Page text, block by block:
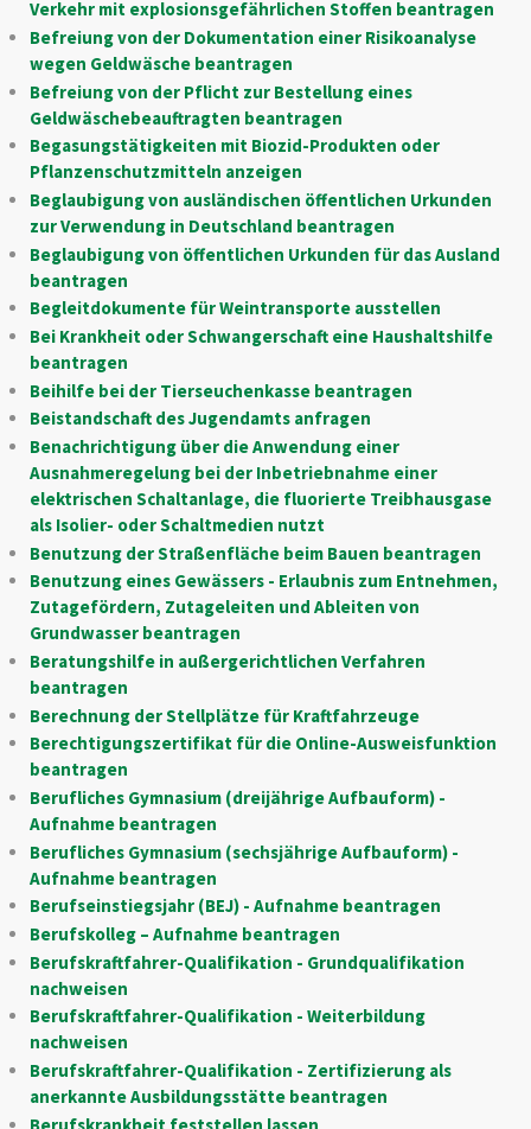
Verkehr mit explosionsgefährlichen Stoffen beantragen
Befreiung von der Dokumentation einer Risikoanalyse
wegen Geldwäsche beantragen
Befreiung von der Pflicht zur Bestellung eines
Geldwäschebeauftragten beantragen
Begasungstätigkeiten mit Biozid-Produkten oder
Pflanzenschutzmitteln anzeigen
Beglaubigung von ausländischen öffentlichen Urkunden
zur Verwendung in Deutschland beantragen
Beglaubigung von öffentlichen Urkunden für das Ausland
beantragen
Begleitdokumente für Weintransporte ausstellen
Bei Krankheit oder Schwangerschaft eine Haushaltshilfe
beantragen
Beihilfe bei der Tierseuchenkasse beantragen
Beistandschaft des Jugendamts anfragen
Benachrichtigung über die Anwendung einer
Ausnahmeregelung bei der Inbetriebnahme einer
elektrischen Schaltanlage, die fluorierte Treibhausgase
als Isolier- oder Schaltmedien nutzt
Benutzung der Straßenfläche beim Bauen beantragen
Benutzung eines Gewässers - Erlaubnis zum Entnehmen,
Zutagefördern, Zutageleiten und Ableiten von
Grundwasser beantragen
Beratungshilfe in außergerichtlichen Verfahren
beantragen
Berechnung der Stellplätze für Kraftfahrzeuge
Berechtigungszertifikat für die Online-Ausweisfunktion
beantragen
Berufliches Gymnasium (dreijährige Aufbauform) -
Aufnahme beantragen
Berufliches Gymnasium (sechsjährige Aufbauform) -
Aufnahme beantragen
Berufseinstiegsjahr (BEJ) - Aufnahme beantragen
Berufskolleg – Aufnahme beantragen
Berufskraftfahrer-Qualifikation - Grundqualifikation
nachweisen
Berufskraftfahrer-Qualifikation - Weiterbildung
nachweisen
Berufskraftfahrer-Qualifikation - Zertifizierung als
anerkannte Ausbildungsstätte beantragen
Berufskrankheit feststellen lassen